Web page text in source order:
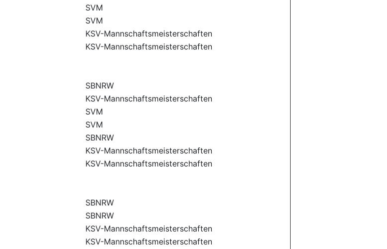
SVM
SVM
KSV-Mannschaftsmeisterschaften
KSV-Mannschaftsmeisterschaften
SBNRW
KSV-Mannschaftsmeisterschaften
SVM
SVM
SBNRW
KSV-Mannschaftsmeisterschaften
KSV-Mannschaftsmeisterschaften
SBNRW
SBNRW
KSV-Mannschaftsmeisterschaften
KSV-Mannschaftsmeisterschaften